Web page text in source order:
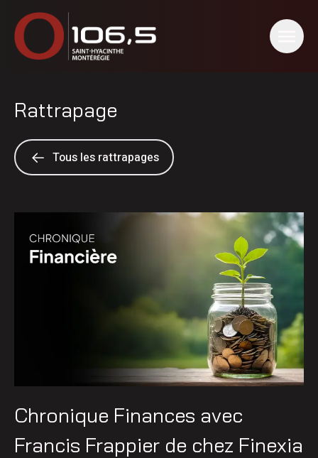
Rattrapage
Tous les rattrapages
Chronique Finances avec
Francis Frappier de chez Finexia